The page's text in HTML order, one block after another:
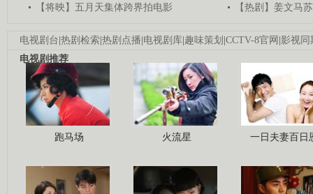
【将映】五月天集体跨界拍电影
【热剧】姜文马
电视剧台|热剧检索|热剧点播|电视剧库|趣味策划 |CCTV-8官网 |影视同
电视剧推荐
跑马场 火流星 一日夫妻百日